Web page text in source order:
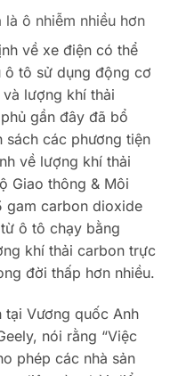
ô nhiễm nhiều hơn
về xe điện có thể
ô tô sử dụng động cơ
lượng khí thải
gần đây đã bổ
các phương tiện
về lượng khí thải
Giao thông & Môi
gam carbon dioxide
ô tô chạy bằng
khí thải carbon trực
đời thấp hơn nhiều.
tại Vương quốc Anh
nói rằng “Việc
phép các nhà sản